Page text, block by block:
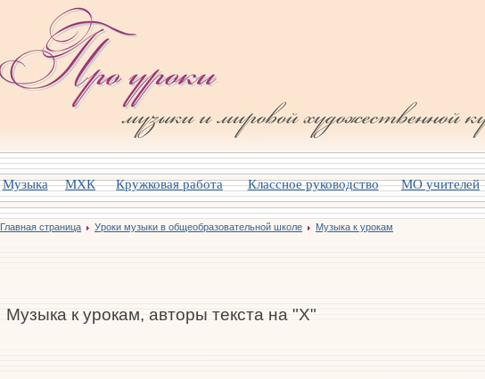
Музыка МХК Кружковая работа Класcное руководство МО учителей
Главная страница Уроки музыки в общеобразовательной школе Музыка к урокам
Музыка к урокам, авторы текста на "Х"